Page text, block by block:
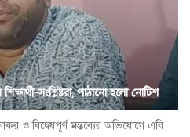
সংশ্লিষ্টরা, পাঠানো হলো নোটিশ
ও বিদ্বেষপূর্ণ মন্তব্যের অভিযোগে এবি